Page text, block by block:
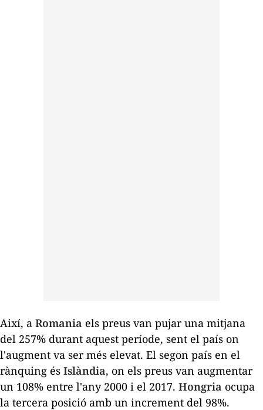
Així, a Romania els preus van pujar una mitjana
del 257% durant aquest període, sent el país on
l'augment va ser més elevat. El segon país en el
rànquing és Islàndia, on els preus van augmentar
un 108% entre l'any 2000 i el 2017. Hongria ocupa
la tercera posició amb un increment del 98%.